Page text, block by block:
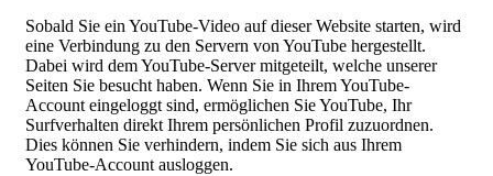
Sobald Sie ein YouTube-Video auf dieser Website starten, wird
eine Verbindung zu den Servern von YouTube hergestellt.
Dabei wird dem YouTube-Server mitgeteilt, welche unserer
Seiten Sie besucht haben. Wenn Sie in Ihrem YouTube-
Account eingeloggt sind, ermöglichen Sie YouTube, Ihr
Surfverhalten direkt Ihrem persönlichen Profil zuzuordnen.
Dies können Sie verhindern, indem Sie sich aus Ihrem
YouTube-Account ausloggen.